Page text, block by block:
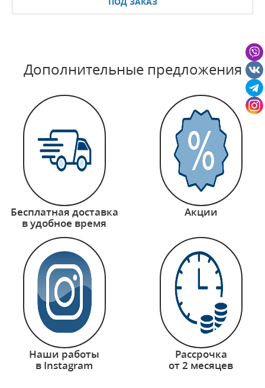
Дополнительные предложения
Бесплатная доставка
в удобное время
Акции
Наши работы
в Instagram
Рассрочка
от 2 месяцев